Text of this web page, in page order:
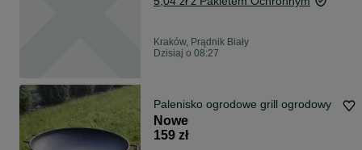
Kraków, Prądnik Biały
Dzisiaj o 08:27
Palenisko ogrodowe grill ogrodowy
Nowe
159 zł